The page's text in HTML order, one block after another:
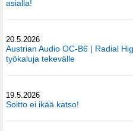
asialla!
20.5.2026
Austrian Audio OC-B6 | Radial
työkaluja tekevälle
19.5.2026
Soitto ei ikää katso!